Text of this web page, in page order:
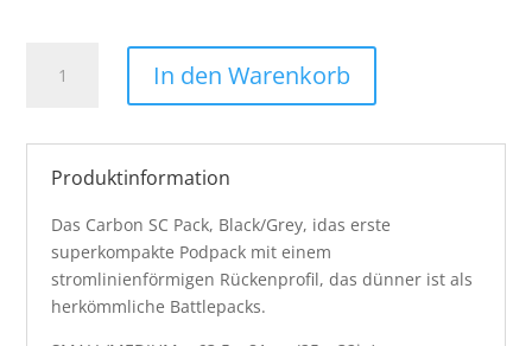
(4+7),
Schwarz/Grau
Menge
In den Warenkorb
Produktinformation
Das Carbon SC Pack, Black/Grey, idas erste
superkompakte Podpack mit einem
stromlinienförmigen Rückenprofil, das dünner ist als
herkömmliche Battlepacks.